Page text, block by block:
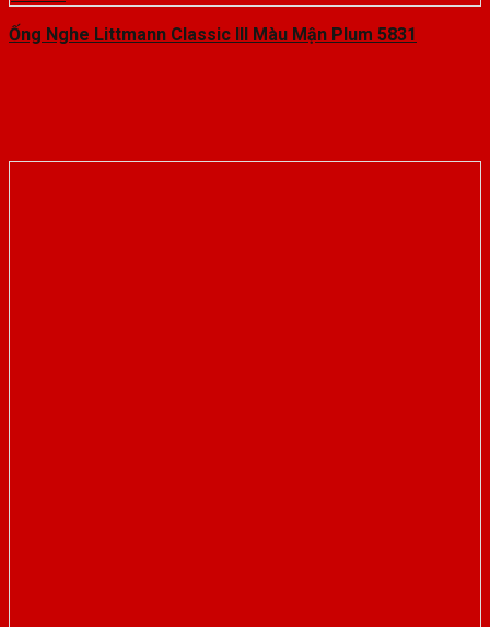
Ống Nghe Littmann Classic III Màu Mận Plum 5831